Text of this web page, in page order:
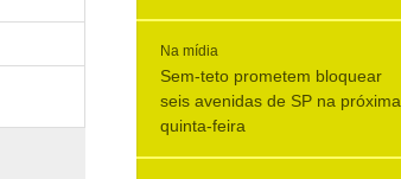
Na mídia
Sem-teto prometem bloquear
seis avenidas de SP na próxima
quinta-feira